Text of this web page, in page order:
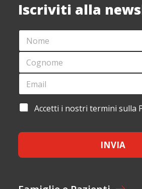
Iscriviti alla
N
M
*
C
G
O
E
A
C
E
T
A
O
C
E
A
I
L
A
E
T
Accetti i nostri termini sulla
INVIA